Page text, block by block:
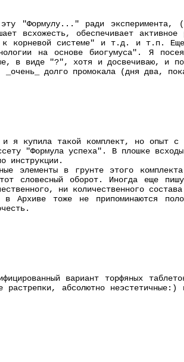
"Формулу..." ради эксперимента,
всхожесть, обеспечивает
к корневой системе" и т.д. и т.п. Еще
на основе биогумуса". Я
в виде "?", хотя и досвечиваю, и
_очень_ долго промокала (дня два,
и я купила такой комплект, но опыт
"Формула успеха". В плошке
инструкции.
элементы в грунте этого
словесный оборот. Иногда еще
ни количественного
в Архиве тоже не припоминаются
вариант торфяных
растрепки, абсолютно